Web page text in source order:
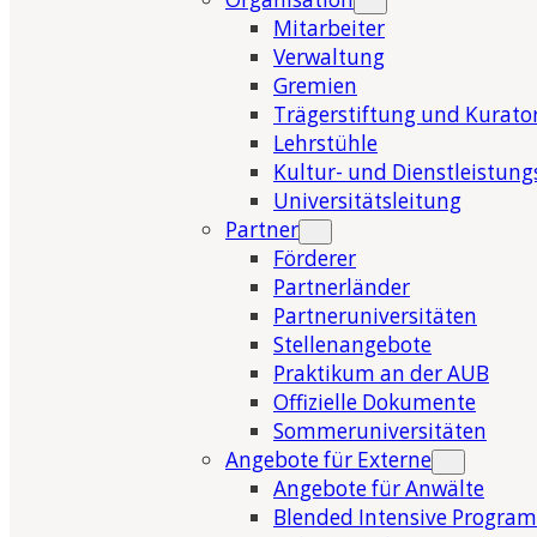
Mitarbeiter
Verwaltung
Gremien
Trägerstiftung und
Lehrstühle
Kultur- und
Universitätsleitung
Partner
Förderer
Partnerländer
Partneruniversitäten
Stellenangebote
Praktikum an der AUB
Offizielle Dokumente
Sommeruniversitäten
Angebote für Externe
Angebote für Anwälte
Blended Intensive Program